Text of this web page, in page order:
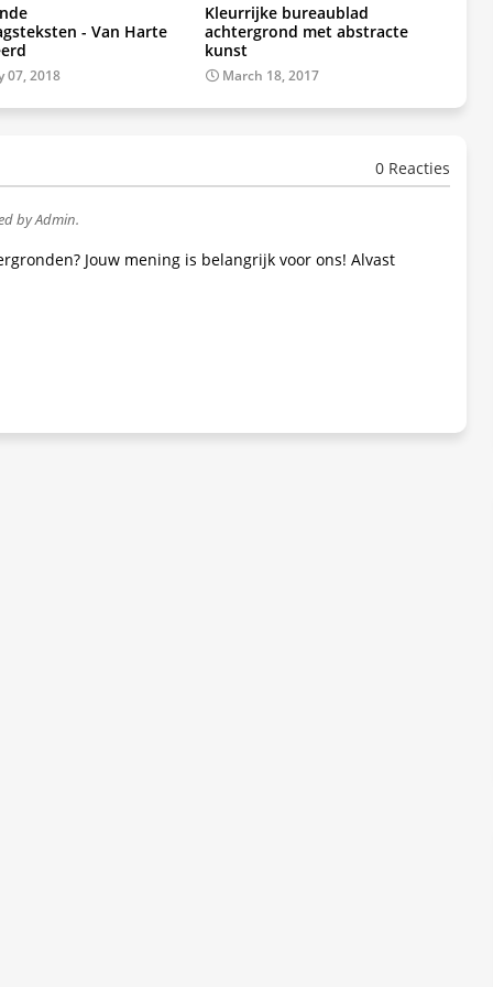
- Van Harte
07, 2018
Kleurrijke bureaublad
achtergrond met abstracte
kunst
March 18, 2017
0 Reacties
by Admin.
Jouw mening is belangrijk voor ons! Alvast